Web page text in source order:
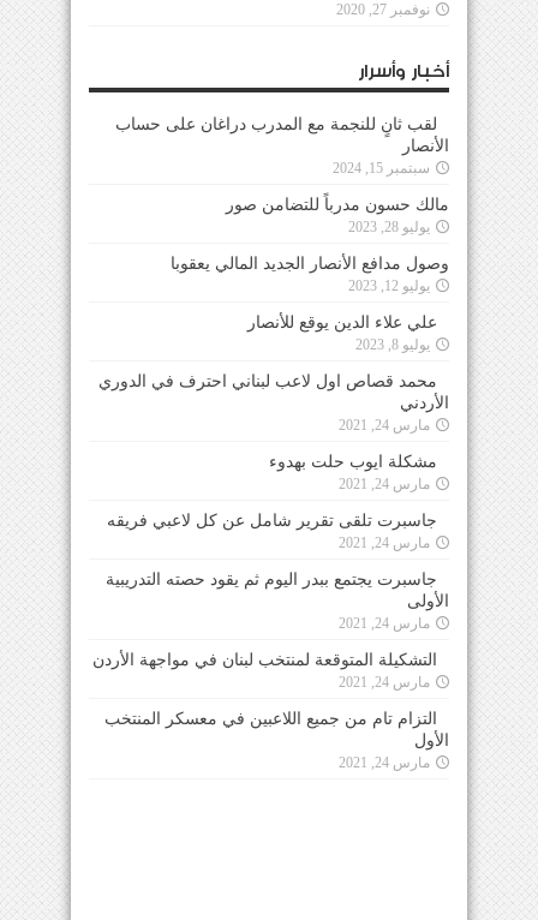
نوفمبر 27, 2020
أخبار وأسرار
لقب ثانٍ للنجمة مع المدرب دراغان على حساب
الأنصار
سبتمبر 15, 2024
مالك حسون مدرباً للتضامن صور
يوليو 28, 2023
وصول مدافع الأنصار الجديد المالي يعقوبا
يوليو 12, 2023
علي علاء الدين يوقع للأنصار
يوليو 8, 2023
محمد قصاص اول لاعب لبناني احترف في الدوري
الأردني
مارس 24, 2021
مشكلة ايوب حلت بهدوء
مارس 24, 2021
جاسبرت تلقى تقرير شامل عن كل لاعبي فريقه
مارس 24, 2021
جاسبرت يجتمع ببدر اليوم ثم يقود حصته التدريبية
الأولى
مارس 24, 2021
التشكيلة المتوقعة لمنتخب لبنان في مواجهة الأردن
مارس 24, 2021
التزام تام من جميع اللاعبين في معسكر المنتخب
الأول
مارس 24, 2021